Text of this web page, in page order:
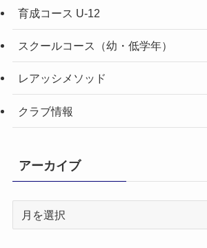
育成コース U-12
スクールコース（幼・低学年）
レアッシメソッド
クラブ情報
アーカイブ